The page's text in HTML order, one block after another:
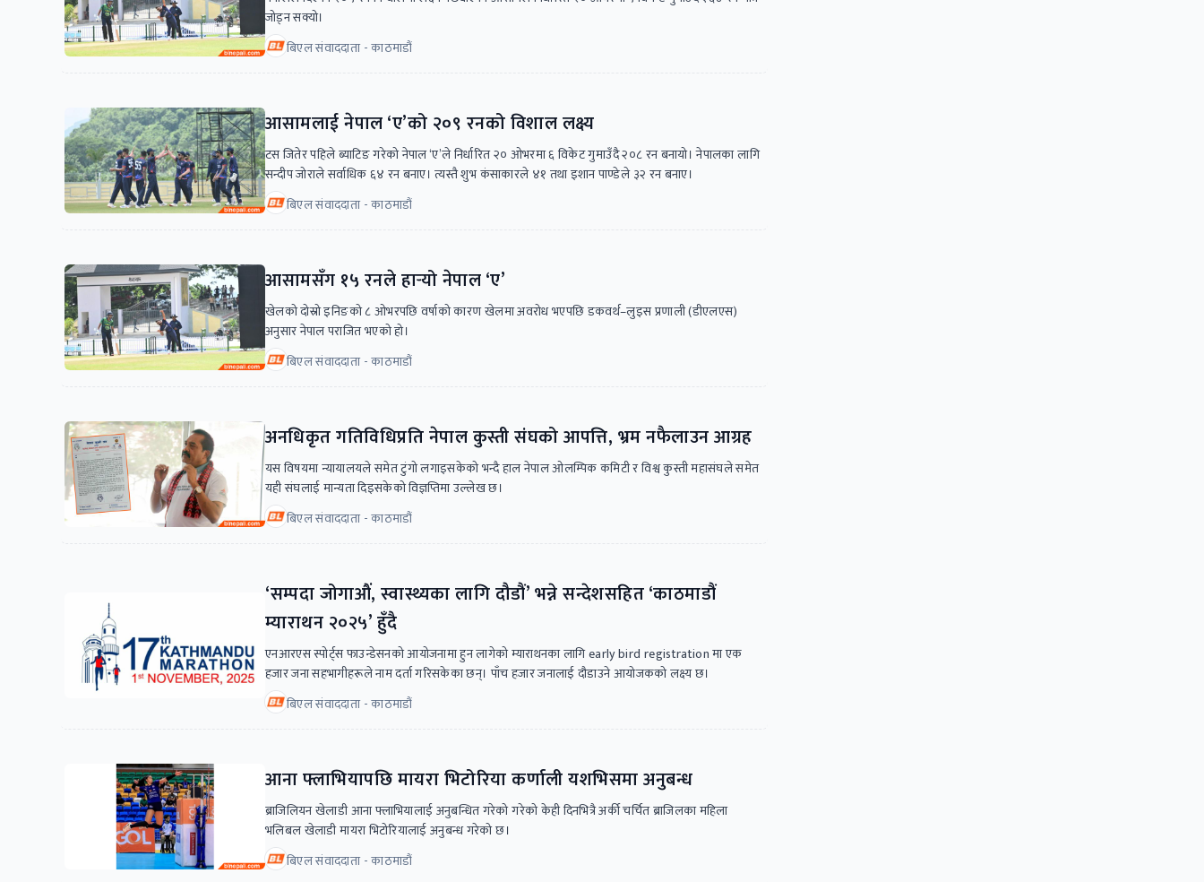
जोड्न सक्यो।
बिएल संवाददाता - काठमाडौं
आसामलाई नेपाल ‘ए’को २०९ रनको विशाल लक्ष्य
टस जितेर पहिले ब्याटिङ गरेको नेपाल ‘ए’ले निर्धारित २० ओभरमा ६ विकेट गुमाउँदै २०८ रन बनायो। नेपालका लागि
सन्दीप जोराले सर्वाधिक ६४ रन बनाए। ‍त्यस्तै शुभ कंसाकारले ४१ तथा इशान पाण्डेले ३२ रन बनाए।
बिएल संवाददाता - काठमाडौं
आसामसँग १५ रनले हार्‍‍यो नेपाल ‘ए’
खेलको दोस्रो इनिङको ८ ओभरपछि वर्षाको कारण खेलमा अवरोध भएपछि डकवर्थ–लुइस प्रणाली (डीएलएस)
अनुसार नेपाल पराजित भएको हो।
बिएल संवाददाता - काठमाडौं
अनधिकृत गतिविधिप्रति नेपाल कुस्ती संघको आपत्ति, भ्रम नफैलाउन आग्रह
यस विषयमा न्यायालयले समेत टुंगो लगाइसकेको भन्दै हाल नेपाल ओलम्पिक कमिटी र विश्व कुस्ती महासंघले समेत
यही संघलाई मान्यता दिइसकेको विज्ञप्तिमा उल्लेख छ।
बिएल संवाददाता - काठमाडौं
‘सम्पदा जोगाऔं, स्वास्थ्यका लागि दौडौं’ भन्ने सन्देशसहित ‘काठमाडौं
म्याराथन २०२५’ हुँदै
एनआरएस स्पोर्ट्स फाउन्डेसनको आयोजनामा हुन लागेको म्याराथनका लागि early bird registration मा एक
हजार जना सहभागीहरूले नाम दर्ता गरिसकेका छन्। पाँच हजार जनालाई दौडाउने आयोजकको लक्ष्य छ।
बिएल संवाददाता - काठमाडौं
आना फ्लाभियापछि मायरा भिटोरिया कर्णाली यशभिसमा अनुबन्ध
ब्राजिलियन खेलाडी आना फ्लाभियालाई अनुबन्धित गरेको गरेको केही दिनभित्रै अर्की चर्चित ब्राजिलका महिला
भलिबल खेलाडी मायरा भिटोरियालाई अनुबन्ध गरेको छ।
बिएल संवाददाता - काठमाडौं